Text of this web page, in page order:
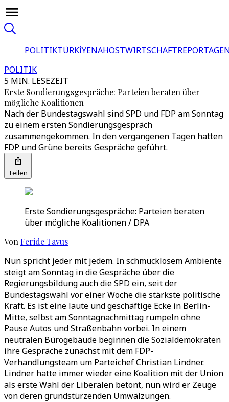
POLITIKTÜRKİYENAHOSTWIRTSCHAFT
POLITIK
5 MIN. LESEZEIT
Erste Sondierungsgespräche: Parteien beraten über
mögliche Koalitionen
Nach der Bundestagswahl sind SPD und FDP am Sonntag
zu einem ersten Sondierungsgespräch
zusammengekommen. In den vergangenen Tagen hatten
FDP und Grüne bereits Gespräche geführt.
Teilen
Erste Sondierungsgespräche: Parteien beraten
über mögliche Koalitionen / DPA
Von Feride Tavus
Nun spricht jeder mit jedem. In schmucklosem Ambiente
steigt am Sonntag in die Gespräche über die
Regierungsbildung auch die SPD ein, seit der
Bundestagswahl vor einer Woche die stärkste politische
Kraft. Es ist eine laute und geschäftige Ecke in Berlin-
Mitte, selbst am Sonntagnachmittag rumpeln ohne
Pause Autos und Straßenbahn vorbei. In einem
neutralen Bürogebäude beginnen die Sozialdemokraten
ihre Gespräche zunächst mit dem FDP-
Verhandlungsteam um Parteichef Christian Lindner.
Lindner hatte immer wieder eine Koalition mit der Union
als erste Wahl der Liberalen betont, nun wird er Zeuge
von deren grundstürzenden Umwälzungen.